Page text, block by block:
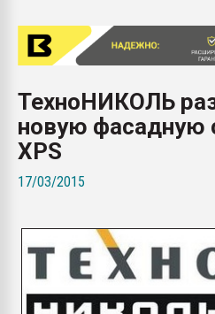
ТехноНИКОЛЬ
новую фасадную
XPS
17/03/2015